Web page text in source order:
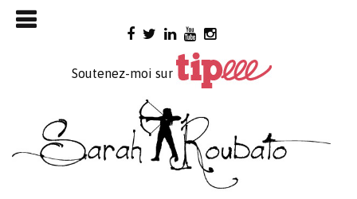
Skip
to
Soutenez-moi sur
